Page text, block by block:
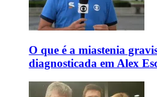
O que é a miastenia
diagnosticada em Alex